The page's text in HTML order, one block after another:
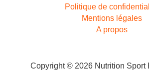
Politique de
Mentions légales
A propos
Copyright © 2026 Nutrition Sport